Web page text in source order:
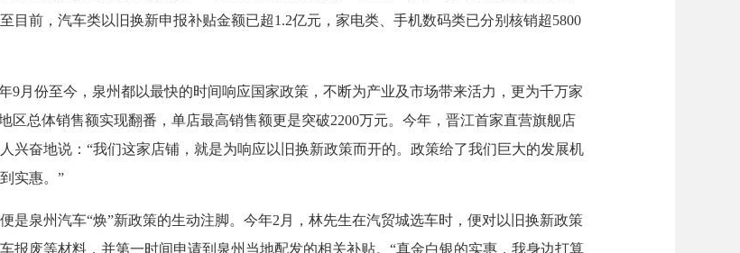
目前，汽车类以旧换新申报补贴金额已超1.2亿元，家电类、手机数码类已分别核销超5800
份至今，泉州都以最快的时间响应国家政策，不断为产业及市场带来活力，更为千万家
区总体销售额实现翻番，单店最高销售额更是突破2200万元。今年，晋江首家直营旗舰店
兴奋地说：“我们这家店铺，就是为响应以旧换新政策而开的。政策给了我们巨大的发展机
实惠。”
泉州汽车“焕”新政策的生动注脚。今年2月，林先生在汽贸城选车时，便对以旧换新政策
报废等材料，并第一时间申请到泉州当地配发的相关补贴。“真金白银的实惠，我身边打算